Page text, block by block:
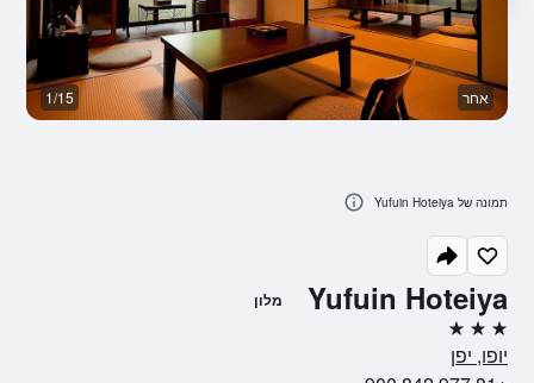
Yufuin Hoteiya מלון
3 כוכבים
יופו, יפן
אחר 1/15
תמונה של Yufuin Hoteiya